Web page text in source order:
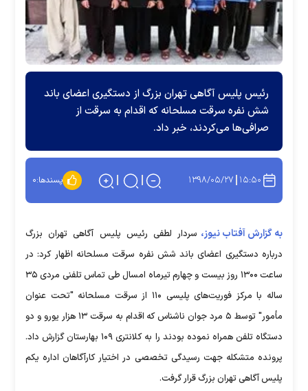
رئیس پلیس آگاهی تهران بزرگ از دستگیری اعضای باند
شش نفره سرقت مسلحانه که اقدام به سرقت از
صرافی‌ها می‌کردند، خبر داد.
۱۵:۵۰ ۱۳۹۸/۰۵/۲۷ پسندها:۰
به گزارش آفتاب نیوز، سردار لطفی رئیس پلیس آگاهی تهران بزرگ
درباره دستگیری اعضای باند شش نفره سرقت مسلحانه اظهار کرد: در
ساعت ۱۳۰۰ روز بیست و چهارم تیرماه امسال طی تماس تلفنی مردی ۳۵
ساله با مرکز فوریت‌های پلیسی ۱۱۰ از سرقت مسلحانه "تحت عنوان
مأمور" توسط ۵ مرد جوان ناشناس که اقدام به سرقت ۱۳ هزار یورو و دو
دستگاه تلفن همراه نموده بودند را به کلانتری ۱۰۹ بهارستان گزارش داد.
پرونده متشکله جهت رسیدگی تخصصی در اختیار کارآگاهان اداره یکم
پلیس آگاهی تهران بزرگ قرار گرفت.